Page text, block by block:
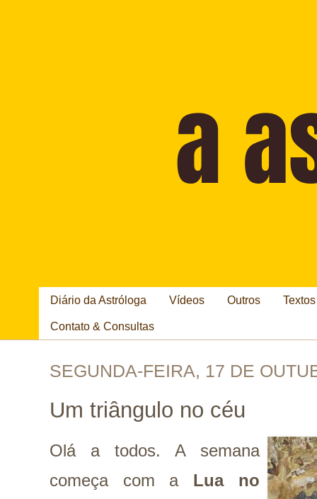
Diário da Astróloga Vídeos Outros
Contato & Consultas
SEGUNDA-FEIRA, 17 DE
Um triângulo no céu
Olá a todos. A semana
começa com a Lua no